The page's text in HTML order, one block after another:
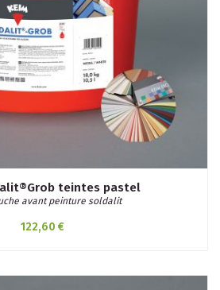
teintes pastel
avant peinture soldalit
122,60 €